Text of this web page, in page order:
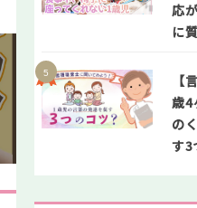
応
に
【
歳4
の
す3